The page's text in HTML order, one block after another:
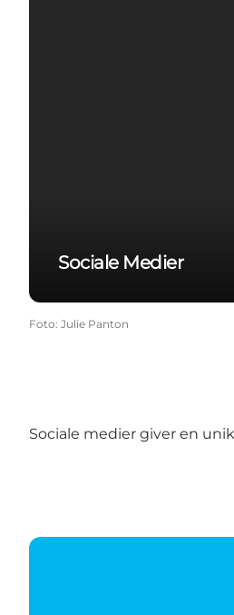
Sociale Medier
Foto: Julie Panton
Sociale medier giver en
Digital Strategi